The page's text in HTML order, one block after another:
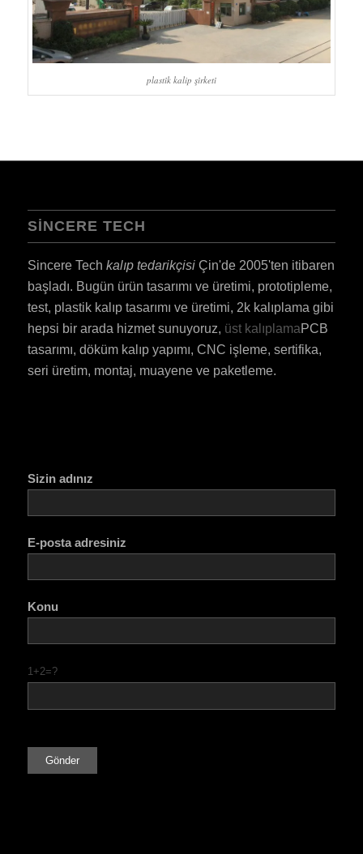
plasti̇k kalip şi̇rketi̇
SINCERE TECH
Sincere Tech kalıp tedarikçisiÇin'de 2005'ten itibaren
başladı. Bugün ürün tasarımı ve üretimi, prototipleme,
test, plastik kalıp tasarımı ve üretimi, 2k kalıplama gibi
hepsi bir arada hizmet sunuyoruz, üst kalıplamaPCB
tasarımı, döküm kalıp yapımı, CNC işleme, sertifika,
seri üretim, montaj, muayene ve paketleme.
Sizin adınız
E-posta adresiniz
Konu
1+2=?